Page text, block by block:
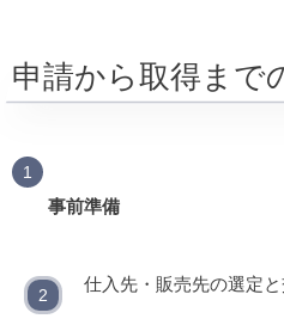
申請から取得まで
事前準備
仕入先・販売先の選定